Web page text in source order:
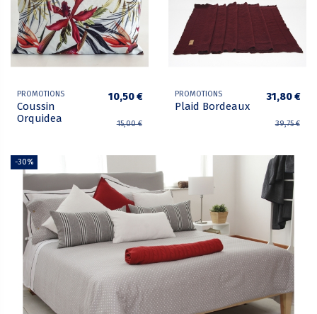
PROMOTIONS
Coussin
Orquidea
10,50 €
15,00 €
PROMOTIONS
Plaid Bordeaux
31,80 €
39,75 €
-30%